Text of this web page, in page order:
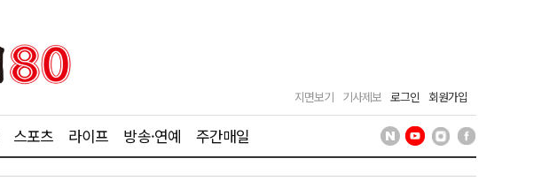
지면보기 기사제보 로그인 회원가입
스포츠 라이프 방송·연예 주간매일